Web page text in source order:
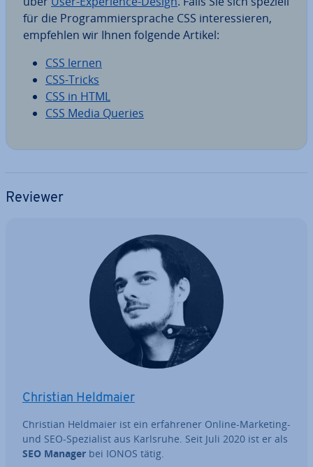
für die Pro­gram­mier­spra­che CSS in­ter­es­sie­ren,
empfehlen wir Ihnen folgende Artikel:
CSS lernen
CSS-Tricks
CSS in HTML
CSS Media Queries
Reviewer
Christian Heldmaier
Christian Heldmaier ist ein er­fah­re­ner Online-Marketing-
und SEO-Spe­zia­list aus Karlsruhe. Seit Juli 2020 ist er als
SEO Manager bei IONOS tätig.